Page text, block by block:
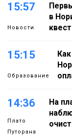
15:57
Новости
в
15:15
Образование
14:36
Плато
Путорана
На